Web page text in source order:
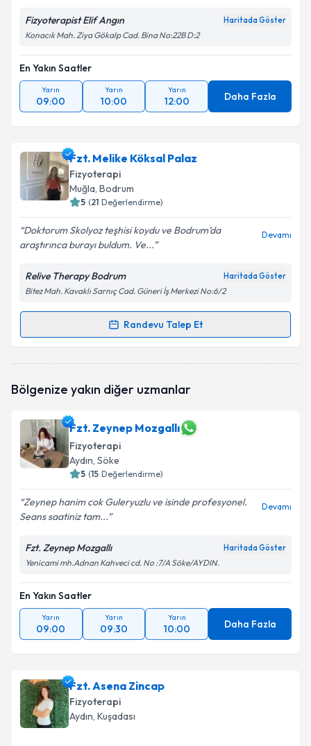
Fizyoterapist Elif Angın Haritada Göster
Konacık Mah. Ziya Gökalp Cad. Bina No:22B D:2
En Yakın Saatler
Yarın
09:00
Yarın
10:00
Yarın
12:00 Daha Fazla
Fzt. Melike Köksal Palaz
Fizyoterapi
Muğla, Bodrum
5 (21 Değerlendirme)
Doktorum Skolyoz teşhisi koydu ve Bodrum’da
araştırınca burayı buldum. Ve...
Devamı
Relive Therapy Bodrum Haritada Göster
Bitez Mah. Kavaklı Sarnıç Cad. Güneri İş Merkezi No:6/2
Randevu Talep Et
Randevu Takvimi Talebi
oluşturun. Size bu uzmandan randevu almanız için bir
E-posta Adresiniz
Kişisel verilerimin işlenmesine ilişkinAydınlatma
Metni'ni okudum ve kişisel verilerimin belirtilen
Bölgenize yakın diğer uzmanlar
Fzt. Zeynep Mozgallı
Fizyoterapi
Aydın, Söke
5 (15 Değerlendirme)
Zeynep hanim cok Guleryuzlu ve isinde profesyonel.
Seans saatiniz tam...
Devamı
Fzt. Zeynep Mozgallı Haritada Göster
Yenicami mh.Adnan Kahveci cd. No :7/A Söke/AYDIN.
En Yakın Saatler
Yarın
09:00
Yarın
09:30
Yarın
10:00 Daha Fazla
Fzt. Asena Zincap
Fizyoterapi
Aydın, Kuşadası